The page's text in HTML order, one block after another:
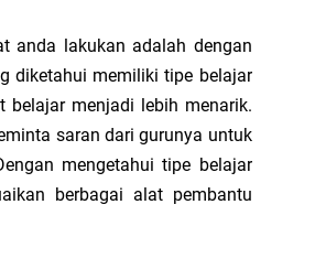
anda lakukan adalah dengan
diketahui memiliki tipe belajar
belajar menjadi lebih menarik.
saran dari gurunya untuk
mengetahui tipe belajar
berbagai alat pembantu